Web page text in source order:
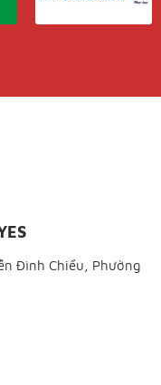
Đình Chiểu, Phường